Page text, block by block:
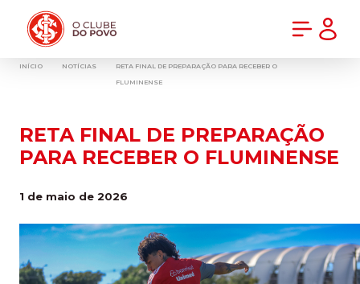
INÍCIO NOTÍCIAS
RETA FINAL DE PREPARAÇÃO PARA RECEBER O
FLUMINENSE
RETA FINAL DE PREPARAÇÃO
PARA RECEBER O FLUMINENSE
1 de maio de 2026